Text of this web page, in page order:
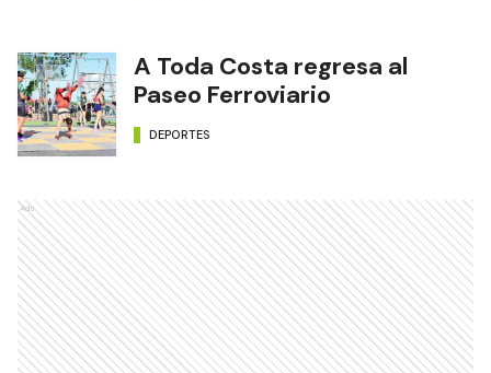
A Toda Costa regresa al
Paseo Ferroviario
DEPORTES
Ads